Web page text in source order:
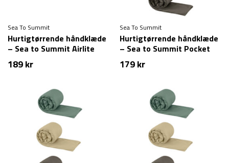
Sea To Summit
Hurtigtørrende håndklæde
– Sea to Summit Airlite
Towel – Small
189kr
Sea To Summit
Hurtigtørrende håndklæde
– Sea to Summit Pocket
Towel – Large
179kr